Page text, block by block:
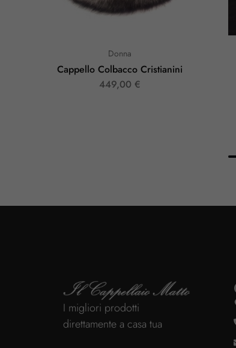
Donna
Cappello Colbacco Cristianini
449,00 €
I migliori prodotti
direttamente a casa tua